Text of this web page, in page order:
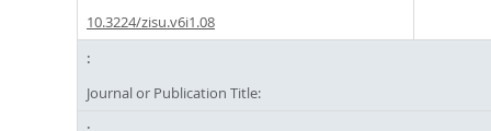
10.3224/zisu.v6i1.08
Journal or Publication Title: